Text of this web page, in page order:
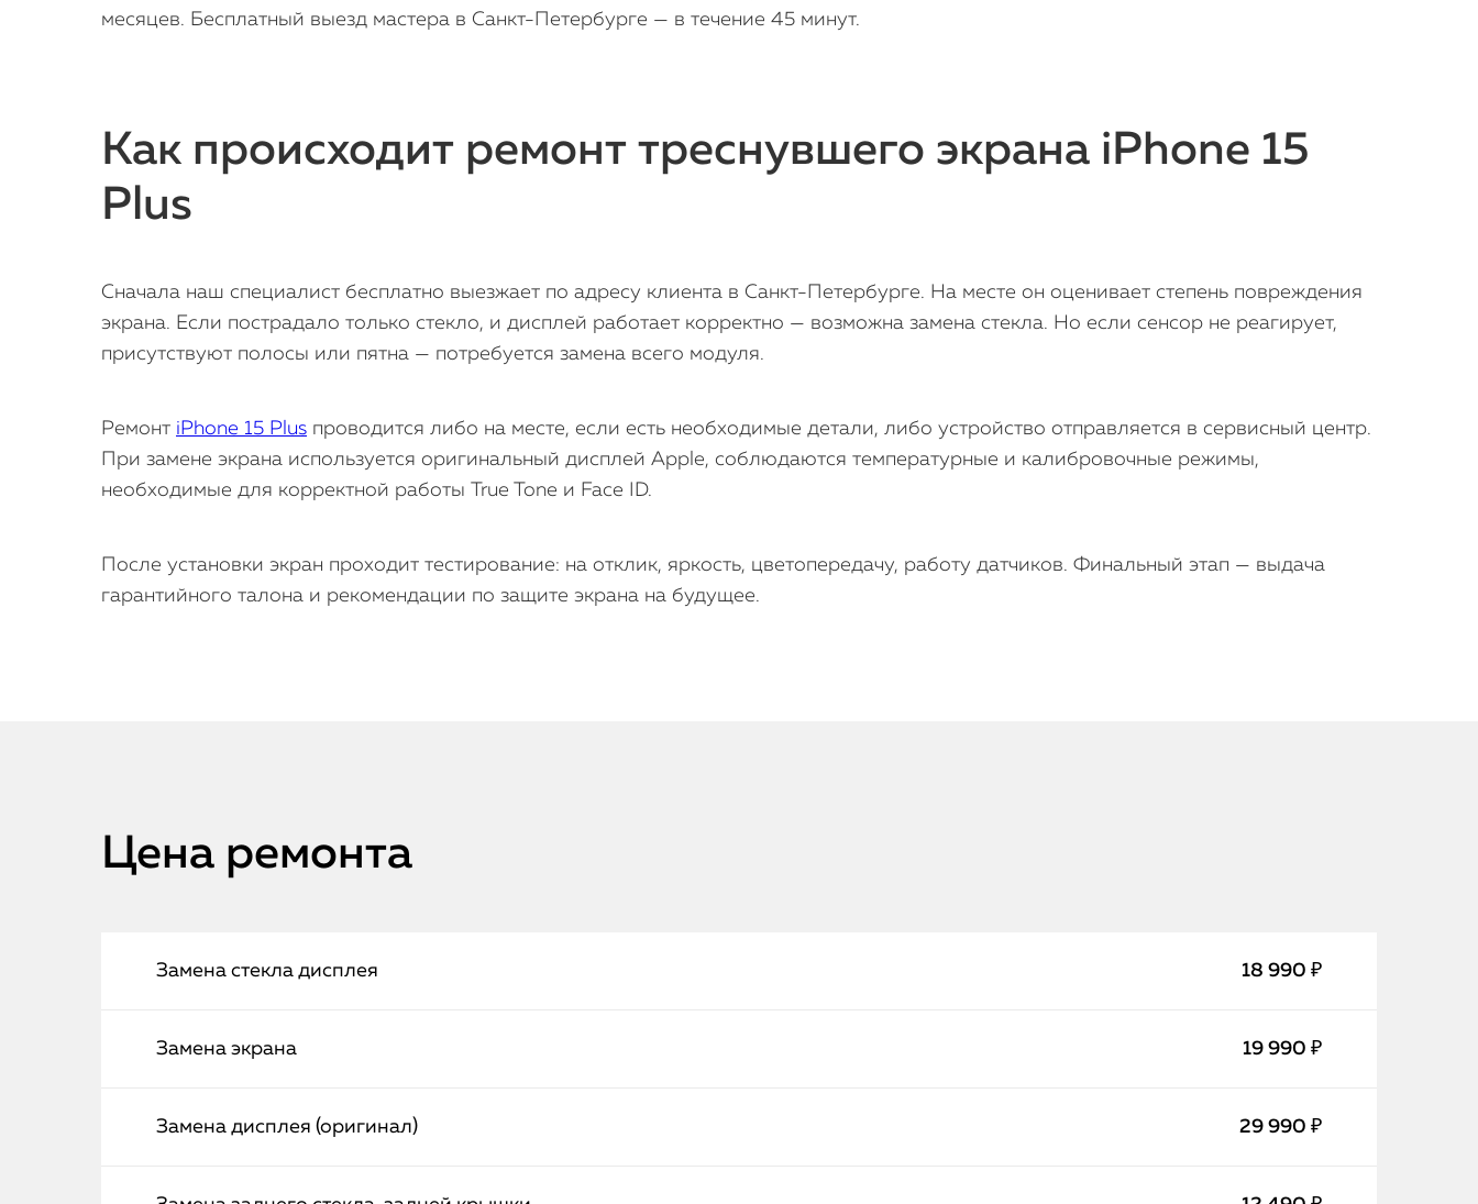
месяцев. Бесплатный выезд мастера в Санкт-Петербурге — в течение 45 минут.
Как происходит ремонт треснувшего экрана iPhone 15
Plus
Сначала наш специалист бесплатно выезжает по адресу клиента в Санкт-Петербурге. На месте он оценивает степень повреждения
экрана. Если пострадало только стекло, и дисплей работает корректно — возможна замена стекла. Но если сенсор не реагирует,
присутствуют полосы или пятна — потребуется замена всего модуля.
Ремонт iPhone 15 Plus проводится либо на месте, если есть необходимые детали, либо устройство отправляется в сервисный центр.
При замене экрана используется оригинальный дисплей Apple, соблюдаются температурные и калибровочные режимы,
необходимые для корректной работы True Tone и Face ID.
После установки экран проходит тестирование: на отклик, яркость, цветопередачу, работу датчиков. Финальный этап — выдача
гарантийного талона и рекомендации по защите экрана на будущее.
Цена ремонта
Замена стекла дисплея 18 990 ₽
Замена экрана 19 990 ₽
Замена дисплея (оригинал) 29 990 ₽